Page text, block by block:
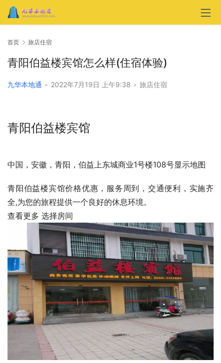
首页 旅店住宿
青阳伯益楼宾馆怎么样(住宿体验)
九华本地通 • 2022年7月19日 上午9:38 • 旅店住宿
青阳伯益楼宾馆
中国，安徽，青阳，伯益上东城商业1号楼108号显示地图
青阳伯益楼宾馆价格优惠，服务周到，交通便利，实施齐
全,为您的旅程提供一个良好的休息环境。
查看更多 选择房间